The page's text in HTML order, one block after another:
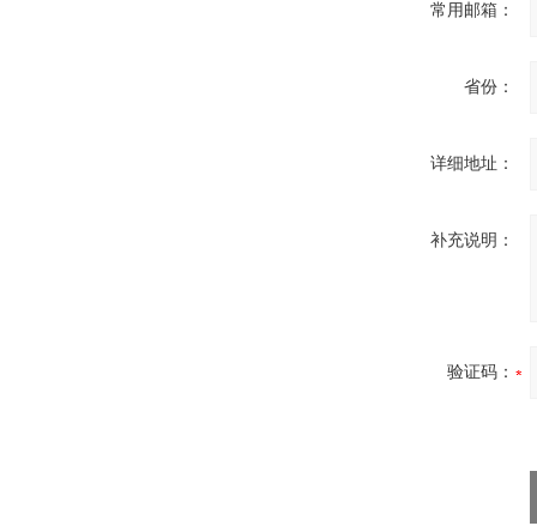
常用邮箱：
省份：
详细地址：
补充说明：
验证码：